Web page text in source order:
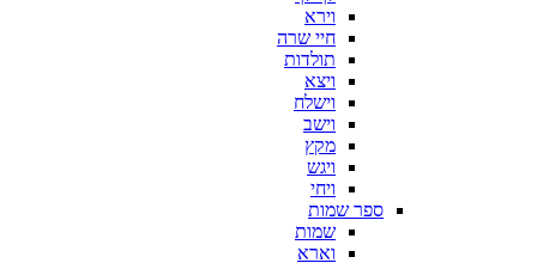
וירא
חיי שרה
תולדות
ויצא
וישלח
וישב
מקץ
ויגש
ויחי
ספר שמות
שמות
וארא